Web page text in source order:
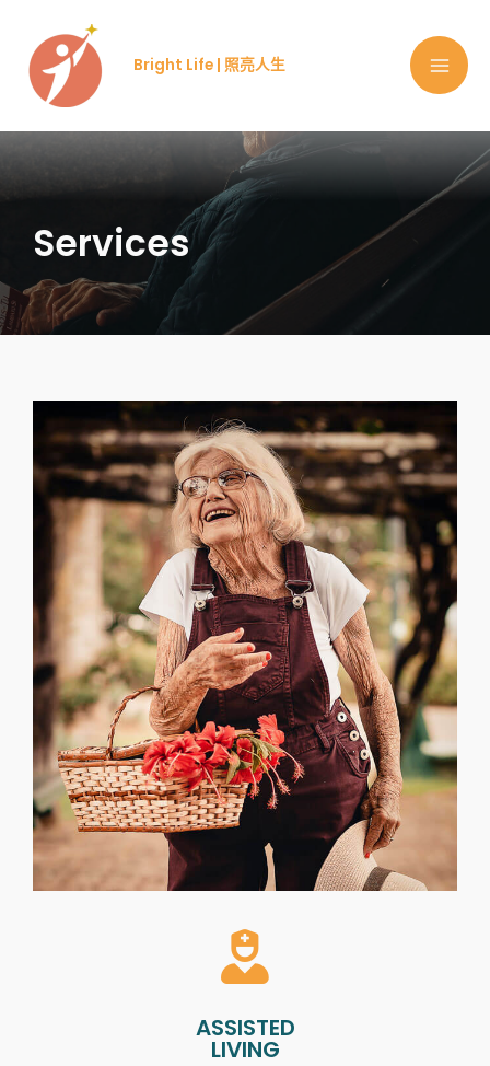
content
Bright Life | 照亮人生
Services
ASSISTED
LIVING